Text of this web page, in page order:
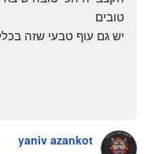
yaniv azankot
טובים
יש גם עוף טבעי שזה